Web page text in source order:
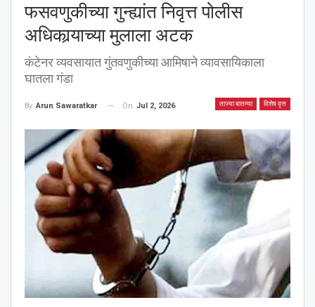
फसवणुकीच्या गुन्ह्यांत निवृत्त पोलीस
अधिकार्‍याच्या मुलाला अटक
कंटेनर व्यवसायात गुंतवणुकीच्या आमिषाने व्यावसायिकाला
घातला गंडा
ताज्या बातम्या विशेष वृत्त
By Arun Sawaratkar On Jul 2, 2026